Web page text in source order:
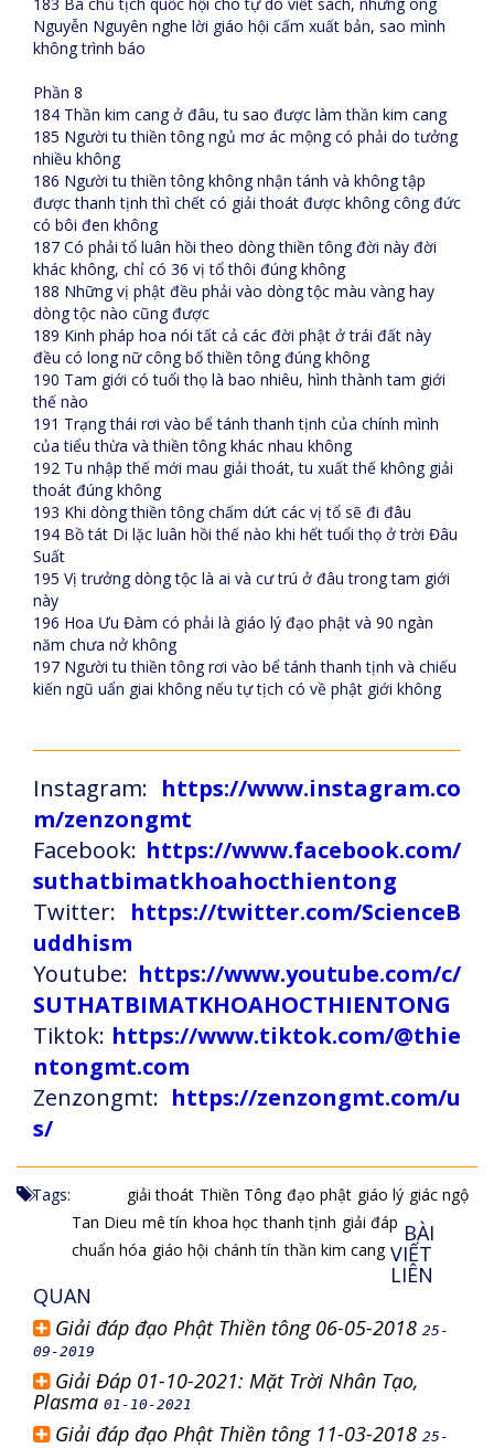
Nguyễn Nguyên nghe lời giáo hội cấm xuất bản, sao mình
không trình báo
Phần 8
184 Thần kim cang ở đâu, tu sao được làm thần kim cang
185 Người tu thiền tông ngủ mơ ác mộng có phải do tưởng
nhiều không
186 Người tu thiền tông không nhận tánh và không tập
được thanh tịnh thì chết có giải thoát được không công đức
có bôi đen không
187 Có phải tổ luân hồi theo dòng thiền tông đời này đời
khác không, chỉ có 36 vị tổ thôi đúng không
188 Những vị phật đều phải vào dòng tộc màu vàng hay
dòng tộc nào cũng được
189 Kinh pháp hoa nói tất cả các đời phật ở trái đất này
đều có long nữ công bố thiền tông đúng không
190 Tam giới có tuổi thọ là bao nhiêu, hình thành tam giới
thế nào
191 Trạng thái rơi vào bể tánh thanh tịnh của chính mình
của tiểu thừa và thiền tông khác nhau không
192 Tu nhập thế mới mau giải thoát, tu xuất thế không giải
thoát đúng không
193 Khi dòng thiền tông chấm dứt các vị tổ sẽ đi đâu
194 Bồ tát Di lặc luân hồi thế nào khi hết tuổi thọ ở trời Đâu
Suất
195 Vị trưởng dòng tộc là ai và cư trú ở đâu trong tam giới
này
196 Hoa Ưu Đàm có phải là giáo lý đạo phật và 90 ngàn
năm chưa nở không
197 Người tu thiền tông rơi vào bể tánh thanh tịnh và chiếu
kiến ngũ uẩn giai không nếu tự tịch có về phật giới không
Instagram: https://www.instagram.co
m/zenzongmt
Facebook: https://www.facebook.com/
suthatbimatkhoahocthientong
Twitter: https://twitter.com/ScienceB
uddhism
Youtube: https://www.youtube.com/c/
SUTHATBIMATKHOAHOCTHIENTONG
Tiktok: https://www.tiktok.com/@thie
ntongmt.com
Zenzongmt: https://zenzongmt.com/u
s/
Tags: giải thoát Thiền Tông đạo phật giáo lý giác ngộ
Tan Dieu mê tín khoa học thanh tịnh giải đáp
chuẩn hóa giáo hội chánh tín thần kim cang
BÀI
VIẾT
LIÊN
QUAN
Giải đáp đạo Phật Thiền tông 06-05-2018 25-
09-2019
Giải Đáp 01-10-2021: Mặt Trời Nhân Tạo,
Plasma 01-10-2021
Giải đáp đạo Phật Thiền tông 11-03-2018 25-